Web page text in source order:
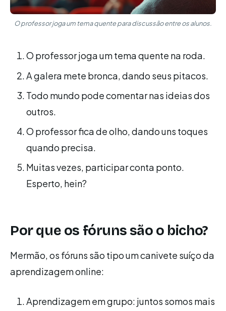
O professor joga um tema quente para discussão entre os alunos.
O professor joga um tema quente na roda.
A galera mete bronca, dando seus pitacos.
Todo mundo pode comentar nas ideias dos
outros.
O professor fica de olho, dando uns toques
quando precisa.
Muitas vezes, participar conta ponto.
Esperto, hein?
Por que os fóruns são o bicho?
Mermão, os fóruns são tipo um canivete suíço da
aprendizagem online:
Aprendizagem em grupo: juntos somos mais